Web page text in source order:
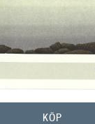
KÖP